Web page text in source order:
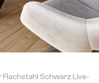
Flachstahl Schwarz Live-